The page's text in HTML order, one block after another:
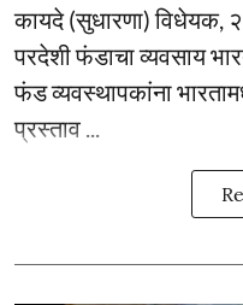
कायदे (सुधारणा) विधेयक,
परदेशी फंडाचा व्यवसाय
फंड व्यवस्थापकांना
प्रस्ताव ...